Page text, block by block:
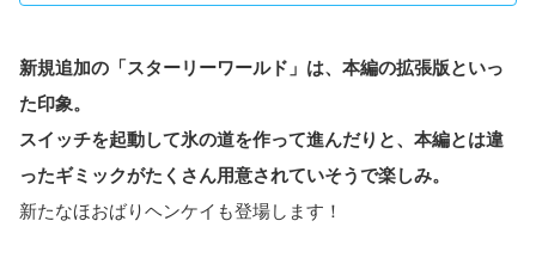
新規追加の「スターリーワールド」は、本編の拡張版といっ
た印象。
スイッチを起動して氷の道を作って進んだりと、本編とは違
ったギミックがたくさん用意されていそうで楽しみ。
新たなほおばりヘンケイも登場します！